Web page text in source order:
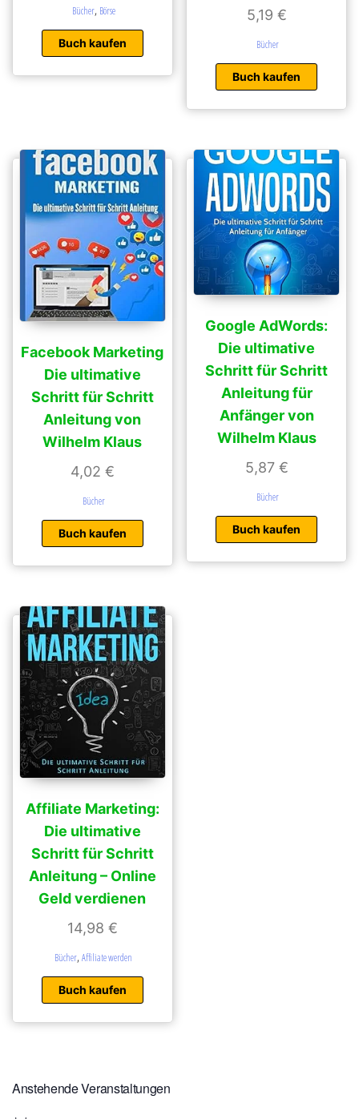
Bücher, Börse
Buch kaufen
5,19 €
Bücher
Buch kaufen
Facebook Marketing
Die ultimative
Schritt für Schritt
Anleitung von
Wilhelm Klaus
4,02 €
Bücher
Buch kaufen
Google AdWords:
Die ultimative
Schritt für Schritt
Anleitung für
Anfänger von
Wilhelm Klaus
5,87 €
Bücher
Buch kaufen
Affiliate Marketing:
Die ultimative
Schritt für Schritt
Anleitung – Online
Geld verdienen
14,98 €
Bücher,Affiliate werden
Buch kaufen
Anstehende Veranstaltungen